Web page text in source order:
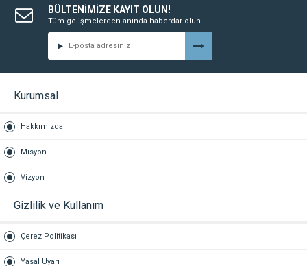
BÜLTENİMİZE KAYIT OLUN!
Tüm gelişmelerden anında haberdar olun.
Kurumsal
Hakkımızda
Misyon
Vizyon
Gizlilik ve Kullanım
Çerez Politikası
Yasal Uyarı